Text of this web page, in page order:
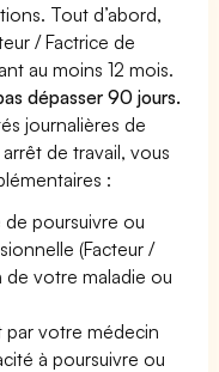
Tout d’abord,
/ Factrice de
au moins 12 mois.
dépasser 90 jours.
journalières de
de travail, vous
:
poursuivre ou
(Facteur /
de votre maladie ou
par votre médecin
à poursuivre ou